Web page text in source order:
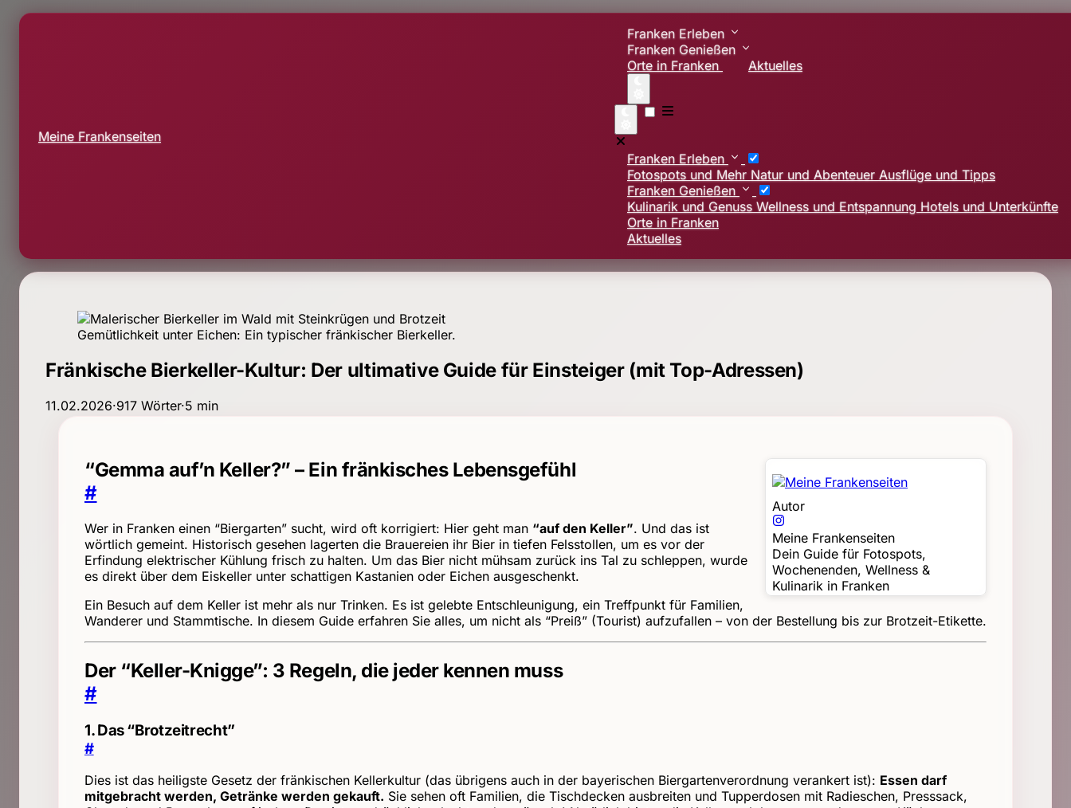
Meine Frankenseiten
Franken Erleben
Franken Genießen
Orte in Franken
Aktuelles
Franken Erleben
Fotospots und Mehr Natur und Abenteuer Ausflüge und Tipps
Franken Genießen
Kulinarik und Genuss Wellness und Entspannung Hotels und Unterkünfte
Orte in Franken
Aktuelles
Gemütlichkeit unter Eichen: Ein typischer fränkischer Bierkeller.
Fränkische Bierkeller-Kultur: Der ultimative Guide für Einsteiger (mit Top-Adressen)
11.02.2026·917 Wörter·5 min
Autor
Meine Frankenseiten
Dein Guide für Fotospots,
Wochenenden, Wellness &
Kulinarik in Franken
“Gemma auf’n Keller?” – Ein fränkisches Lebensgefühl
#
Wer in Franken einen “Biergarten” sucht, wird oft korrigiert: Hier geht man “auf den Keller”. Und das ist
wörtlich gemeint. Historisch gesehen lagerten die Brauereien ihr Bier in tiefen Felsstollen, um es vor der
Erfindung elektrischer Kühlung frisch zu halten. Um das Bier nicht mühsam zurück ins Tal zu schleppen, wurde
es direkt über dem Eiskeller unter schattigen Kastanien oder Eichen ausgeschenkt.
Ein Besuch auf dem Keller ist mehr als nur Trinken. Es ist gelebte Entschleunigung, ein Treffpunkt für Familien,
Wanderer und Stammtische. In diesem Guide erfahren Sie alles, um nicht als “Preiß” (Tourist) aufzufallen – von der Bestellung bis zur Brotzeit-Etikette.
Der “Keller-Knigge”: 3 Regeln, die jeder kennen muss
#
1. Das “Brotzeitrecht”
#
Dies ist das heiligste Gesetz der fränkischen Kellerkultur (das übrigens auch in der bayerischen Biergartenverordnung verankert ist): Essen darf
mitgebracht werden, Getränke werden gekauft. Sie sehen oft Familien, die Tischdecken ausbreiten und Tupperdosen mit Radieschen, Presssack,